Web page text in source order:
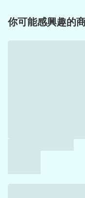
你可能感興趣的